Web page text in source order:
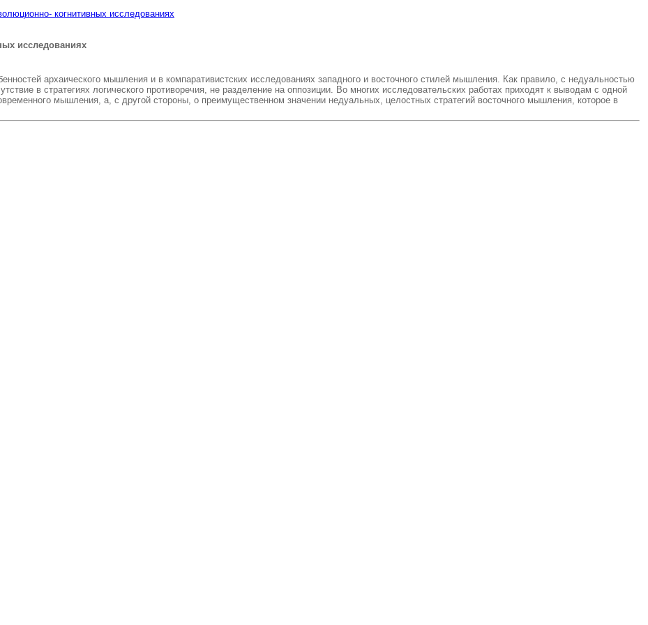
когнитивных исследованиях
исследованиях
архаического мышления и в компаративистских исследованиях западного и восточного стилей мышления. Как правило, с недуальностью
в стратегиях логического противоречия, не разделение на оппозиции. Во многих исследовательских работах приходят к выводам с одной
мышления, а, с другой стороны, о преимущественном значении недуальных, целостных стратегий восточного мышления, которое в